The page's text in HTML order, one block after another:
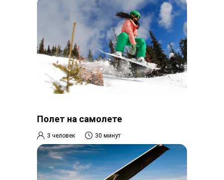
Полет на самолете
3 человек 30 минут